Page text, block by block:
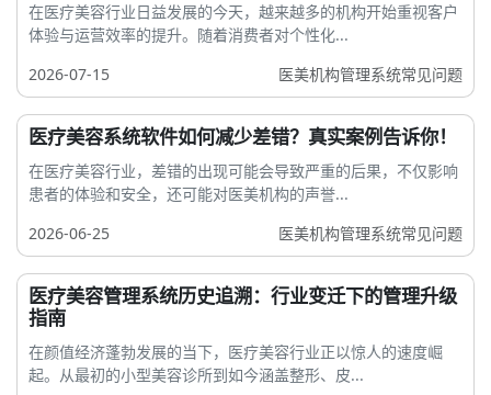
在医疗美容行业日益发展的今天，越来越多的机构开始重视客户
体验与运营效率的提升。随着消费者对个性化...
2026-07-15
医美机构管理系统常见问题
医疗美容系统软件如何减少差错？真实案例告诉你！
在医疗美容行业，差错的出现可能会导致严重的后果，不仅影响
患者的体验和安全，还可能对医美机构的声誉...
2026-06-25
医美机构管理系统常见问题
医疗美容管理系统历史追溯：行业变迁下的管理升级
指南
在颜值经济蓬勃发展的当下，医疗美容行业正以惊人的速度崛
起。从最初的小型美容诊所到如今涵盖整形、皮...